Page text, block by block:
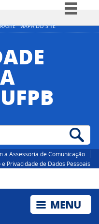
MAPA DO SITE
Simplifique!
Participe
Acesso à informação
Canais
a Assessoria de Comunicação
e Privacidade de Dados Pessoais